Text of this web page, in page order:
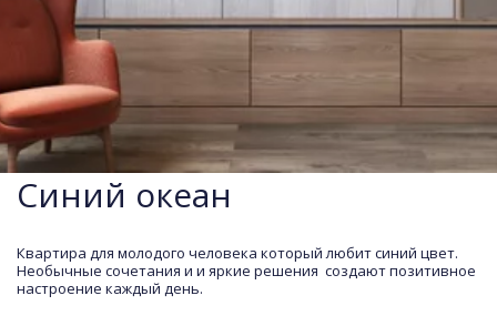
Синий океан
Квартира для молодого человека который любит синий цвет.
Необычные сочетания и и яркие решения  создают позитивное
настроение каждый день.